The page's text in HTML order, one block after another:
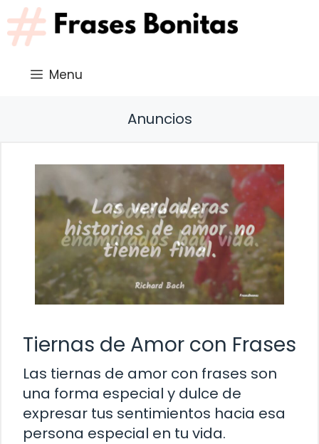
Saltar
al
contenido
Menu
Anuncios
Tiernas de Amor con Frases
Las tiernas de amor con frases son
una forma especial y dulce de
expresar tus sentimientos hacia esa
persona especial en tu vida.